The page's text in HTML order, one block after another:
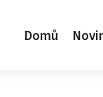
Domů